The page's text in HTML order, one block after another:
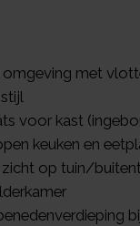
omgeving met
voor kast
keuken en
op tuin/